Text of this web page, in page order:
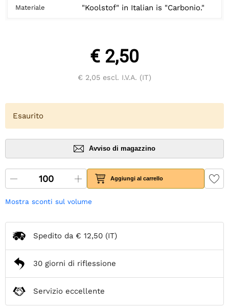
Materiale "Koolstof" in Italian is "Carbonio."
€ 2,50
€ 2,05 escl. I.V.A. (IT)
Esaurito
Avviso di magazzino
Aggiungi al carrello
Mostra sconti sul volume
Spedito da € 12,50 (IT)
30 giorni di riflessione
Servizio eccellente